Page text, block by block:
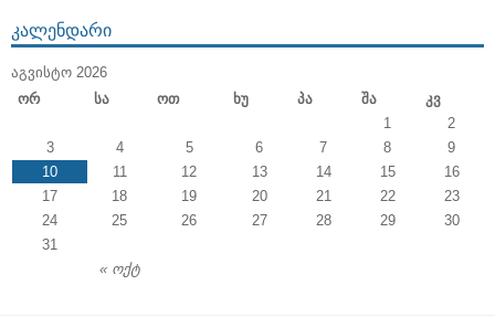
ᲙᲐᲚᲔᲜᲓᲐᲠᲘ
ᲐᲒᲕᲘᲡᲢᲝ 2026
Ორ
Სა Ოთ Ხუ Პა Შა Კვ
« ოქტ
1
2
3
4 5 6 7 8
9
10
11 12 13 14 15
16
17
18 19 20 21 22
23
24
25 26 27 28 29
30
31